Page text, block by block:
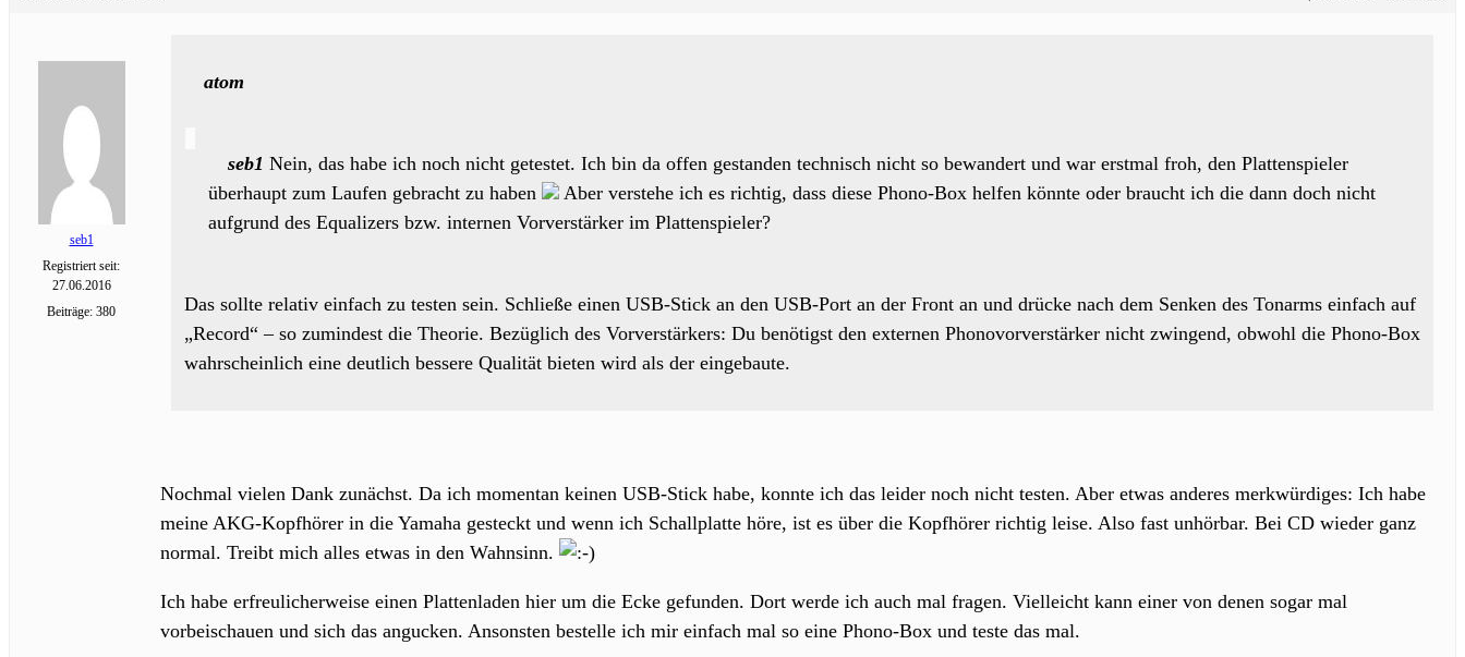
seb1
Registriert seit:
27.06.2016
Beiträge: 380
atom
seb1 Nein, das habe ich noch nicht getestet. Ich bin da offen gestanden technisch nicht so bewandert und war erstmal froh, den Plattenspieler
überhaupt zum Laufen gebracht zu haben
Aber verstehe ich es richtig, dass diese Phono-Box helfen könnte oder braucht ich die dann doch nicht
aufgrund des Equalizers bzw. internen Vorverstärker im Plattenspieler?
Das sollte relativ einfach zu testen sein. Schließe einen USB-Stick an den USB-Port an der Front an und drücke nach dem Senken des Tonarms einfach auf
„Record“ – so zumindest die Theorie. Bezüglich des Vorverstärkers: Du benötigst den externen Phonovorverstärker nicht zwingend, obwohl die Phono-Box
wahrscheinlich eine deutlich bessere Qualität bieten wird als der eingebaute.
Nochmal vielen Dank zunächst. Da ich momentan keinen USB-Stick habe, konnte ich das leider noch nicht testen. Aber etwas anderes merkwürdiges: Ich habe
meine AKG-Kopfhörer in die Yamaha gesteckt und wenn ich Schallplatte höre, ist es über die Kopfhörer richtig leise. Also fast unhörbar. Bei CD wieder ganz
normal. Treibt mich alles etwas in den Wahnsinn.
Ich habe erfreulicherweise einen Plattenladen hier um die Ecke gefunden. Dort werde ich auch mal fragen. Vielleicht kann einer von denen sogar mal
vorbeischauen und sich das angucken. Ansonsten bestelle ich mir einfach mal so eine Phono-Box und teste das mal.